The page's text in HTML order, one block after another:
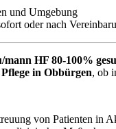
und Umgebung
oder nach
HF 80-100%
in Obbürgen, ob
von Patienten in